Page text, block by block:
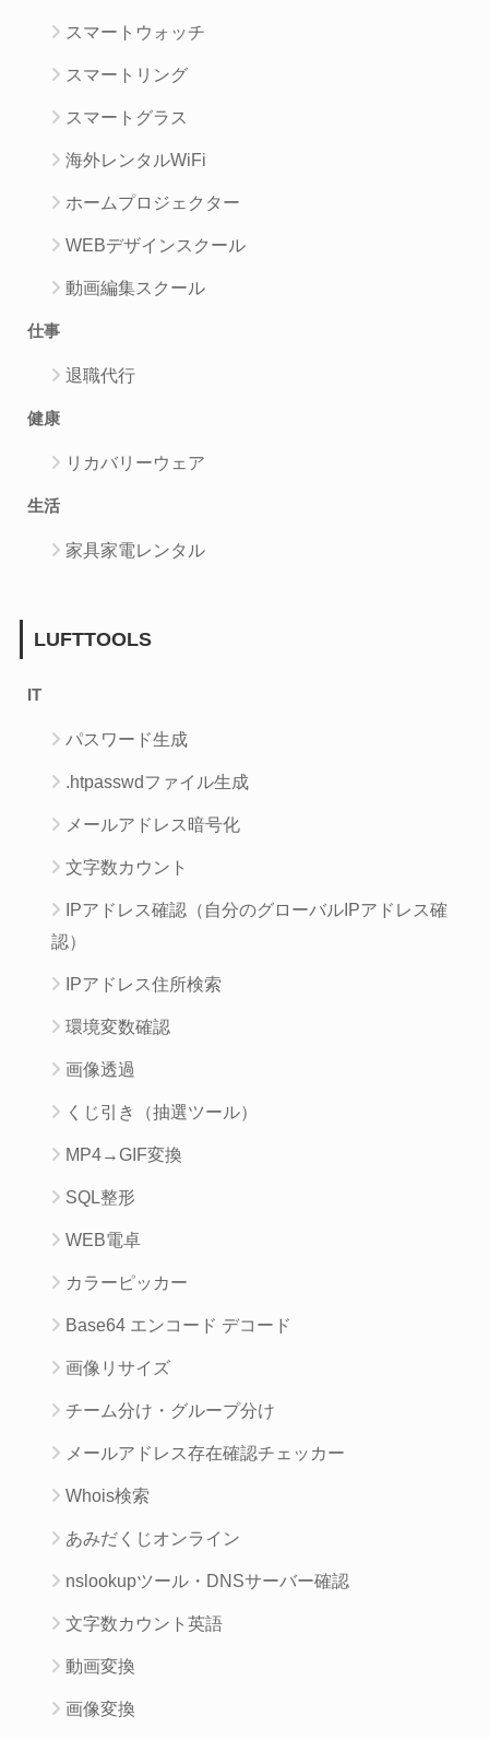
スマートウォッチ
スマートリング
スマートグラス
海外レンタルWiFi
ホームプロジェクター
WEBデザインスクール
動画編集スクール
仕事
退職代行
健康
リカバリーウェア
生活
家具家電レンタル
LUFTTOOLS
IT
パスワード生成
.htpasswdファイル生成
メールアドレス暗号化
文字数カウント
IPアドレス確認（自分のグローバルIPアドレス確
認）
IPアドレス住所検索
環境変数確認
画像透過
くじ引き（抽選ツール）
MP4→GIF変換
SQL整形
WEB電卓
カラーピッカー
Base64 エンコード デコード
画像リサイズ
チーム分け・グループ分け
メールアドレス存在確認チェッカー
Whois検索
あみだくじオンライン
nslookupツール・DNSサーバー確認
文字数カウント英語
動画変換
画像変換